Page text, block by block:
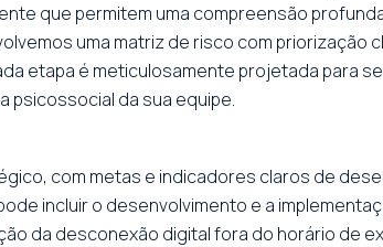
que permitem uma compreensão
uma matriz de risco com
etapa é meticulosamente projetada para
psicossocial da sua equipe.
com metas e indicadores claros de
incluir o desenvolvimento e a
da desconexão digital fora do horário de